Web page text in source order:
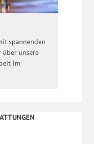
spannenden
über unsere
im